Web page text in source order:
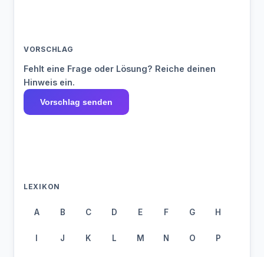
VORSCHLAG
Fehlt eine Frage oder Lösung? Reiche deinen
Hinweis ein.
Vorschlag senden
LEXIKON
A B C D E F G H
I J K L M N O P